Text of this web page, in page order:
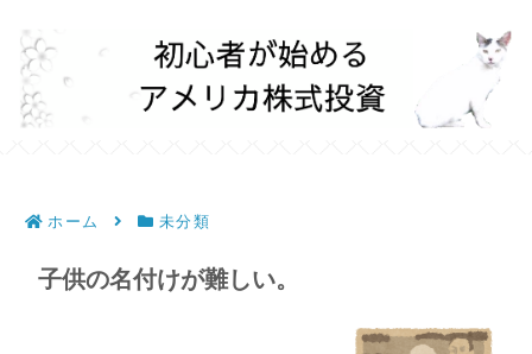
ホーム 未分類
子供の名付けが難しい。